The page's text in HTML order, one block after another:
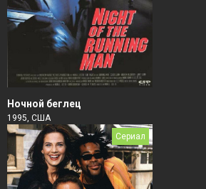
Ночной беглец
1995, США
Сериал